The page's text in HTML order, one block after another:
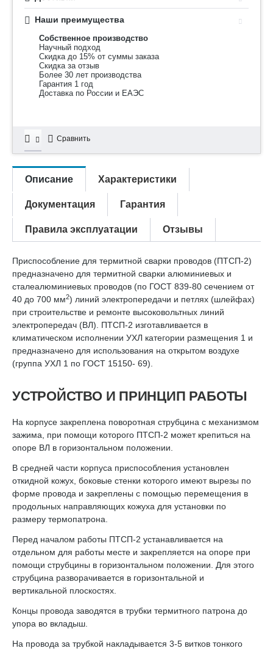
Наши преимущества
Собственное производство
Научный подход
Скидка до 15% от суммы заказа
Скидка за отзыв
Более 30 лет производства
Гарантия 1 год
Доставка по России и ЕАЭС
Сравнить
Описание Характеристики
Документация Гарантия
Правила эксплуатации Отзывы
Приспособление для термитной сварки проводов (ПТСП-2)
предназначено для термитной сварки алюминиевых и
сталеалюминиевых проводов (по ГОСТ 839-80 сечением от
40 до 700 мм2) линий электропередачи и петлях (шлейфах)
при строительстве и ремонте высоковольтных линий
электропередач (ВЛ). ПТСП-2 изготавливается в
климатическом исполнении УХЛ категории размещения 1 и
предназначено для использования на открытом воздухе
(группа УХЛ 1 по ГОСТ 15150- 69).
УСТРОЙСТВО И ПРИНЦИП РАБОТЫ
На корпусе закреплена поворотная струбцина с механизмом
зажима, при помощи которого ПТСП-2 может крепиться на
опоре ВЛ в горизонтальном положении.
В средней части корпуса приспособления установлен
откидной кожух, боковые стенки которого имеют вырезы по
форме провода и закреплены с помощью перемещения в
продольных направляющих кожуха для установки по
размеру термопатрона.
Перед началом работы ПТСП-2 устанавливается на
отдельном для работы месте и закрепляется на опоре при
помощи струбцины в горизонтальном положении. Для этого
струбцина разворачивается в горизонтальной и
вертикальной плоскостях.
Концы провода заводятся в трубки термитного патрона до
упора во вкладыш.
На провода за трубкой накладывается 3-5 витков тонкого